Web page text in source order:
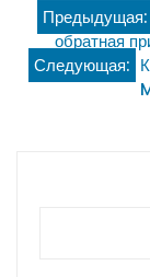
по
Предыдущая:
обратная
Следующая: